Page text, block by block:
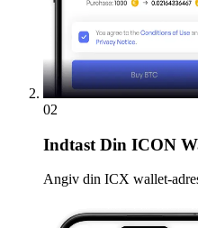
02
Indtast Din ICON
Angiv din ICX wallet-